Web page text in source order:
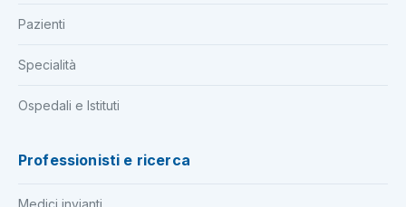
Pazienti
Specialità
Ospedali e Istituti
Professionisti e ricerca